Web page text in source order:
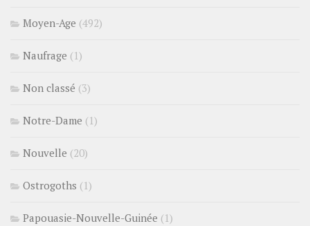
Moyen-Age (492)
Naufrage (1)
Non classé (3)
Notre-Dame (1)
Nouvelle (20)
Ostrogoths (1)
Papouasie-Nouvelle-Guinée (1)